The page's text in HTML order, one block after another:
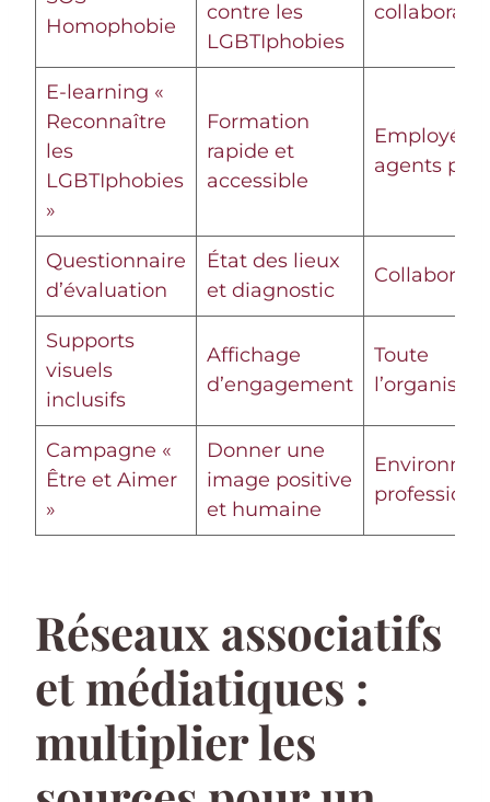
Homophobie
contre les
LGBTIphobies
E-learning «
Reconnaître
les
LGBTIphobies
»
Formation
rapide et
accessible
Employés,
agents
Questionnaire
d’évaluation
État des lieux
et diagnostic
Supports
visuels
inclusifs
Affichage
d’engagement
Toute
Campagne «
Être et Aimer
»
Donner une
image positive
et humaine
Réseaux associatifs
et médiatiques :
multiplier les